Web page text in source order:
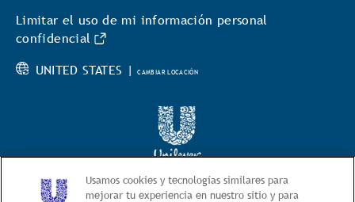
Limitar el uso de mi información personal
confidencial
UNITED STATES |CAMBIAR LOCACIÓN
Usamos cookies y tecnologías similares para
mejorar tu experiencia en nuestro sitio y para